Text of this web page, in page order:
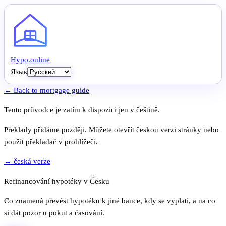
Hypo.online
Язык
← Back to mortgage guide
Tento průvodce je zatím k dispozici jen v češtině.
Překlady přidáme později. Můžete otevřít českou verzi stránky nebo
použít překladač v prohlížeči.
→ česká verze
Refinancování hypotéky v Česku
Co znamená převést hypotéku k jiné bance, kdy se vyplatí, a na co
si dát pozor u pokut a časování.